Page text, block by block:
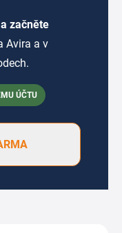
začněte
Avira a v
ÚČTU